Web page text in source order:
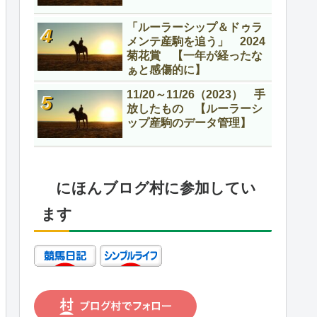
「ルーラーシップ＆ドゥラ
メンテ産駒を追う」 2024
菊花賞 【一年が経ったな
ぁと感傷的に】
11/20～11/26（2023） 手
放したもの 【ルーラーシ
ップ産駒のデータ管理】
にほんブログ村に参加してい
ます